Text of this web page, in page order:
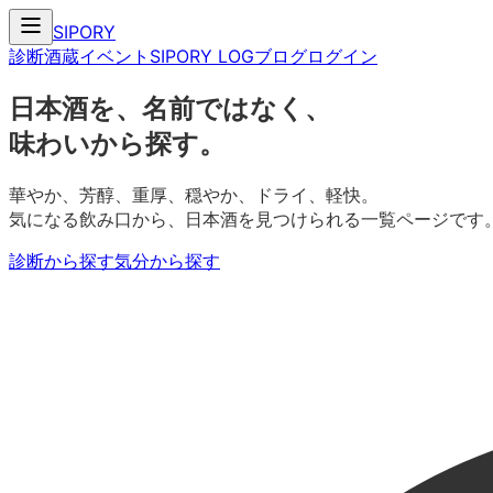
SIPORY
診断酒蔵イベント SIPORY LOGブログログイン
日本酒を、名前ではなく、
味わいから探す。
華やか、芳醇、重厚、穏やか、ドライ、軽快。
気になる飲み口から、日本酒を見つけられる一覧ページです
診断から探す気分から探す